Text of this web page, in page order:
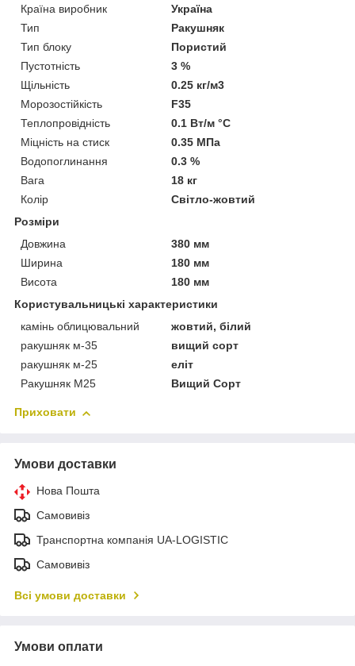
Країна виробник
Україна
Тип
Ракушняк
Тип блоку
Пористий
Пустотність
3 %
Щільність
0.25 кг/м3
Морозостійкість
F35
Теплопровідність
0.1 Вт/м °С
Міцність на стиск
0.35 МПа
Водопоглинання
0.3 %
Вага
18 кг
Колір
Світло-жовтий
Розміри
Довжина
380 мм
Ширина
180 мм
Висота
180 мм
Користувальницькі характеристики
камінь облицювальний
жовтий, білий
ракушняк м-35
вищий сорт
ракушняк м-25
еліт
Ракушняк М25
Вищий Сорт
Приховати
Умови доставки
Нова Пошта
Самовивіз
Транспортна компанія UA-LOGISTIC
Самовивіз
Всі умови доставки
Умови оплати